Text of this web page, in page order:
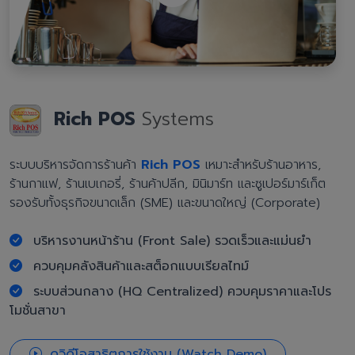
Rich POS Systems
ระบบบริหารจัดการร้านค้า Rich POS เหมาะสำหรับร้านอาหาร,
ร้านกาแฟ, ร้านเบเกอรี่, ร้านค้าปลีก, มินิมาร์ท และซูเปอร์มาร์เก็ต
รองรับทั้งธุรกิจขนาดเล็ก (SME) และขนาดใหญ่ (Corporate)
บริหารงานหน้าร้าน (Front Sale) รวดเร็วและแม่นยำ
ควบคุมคลังสินค้าและสต็อกแบบเรียลไทม์
ระบบส่วนกลาง (HQ Centralized) ควบคุมราคาและโปร
โมชั่นสาขา